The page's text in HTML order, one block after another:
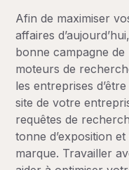
Afin de maximiser
affaires
bonne campagne
moteurs de
les entreprises
site de votre
requêtes de
tonne d’exposition
marque. Travailler